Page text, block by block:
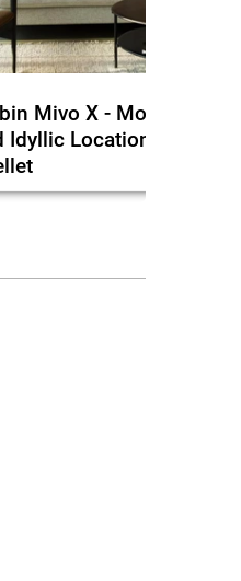
Mivo X - Mountain
Idyllic Location at